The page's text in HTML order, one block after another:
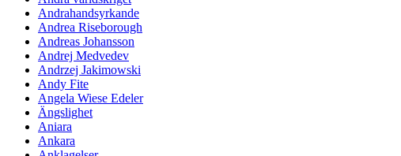
Andrahandsyrkande
Andrea Riseborough
Andreas Johansson
Andrej Medvedev
Andrzej Jakimowski
Andy Fite
Angela Wiese Edeler
Ängslighet
Aniara
Ankara